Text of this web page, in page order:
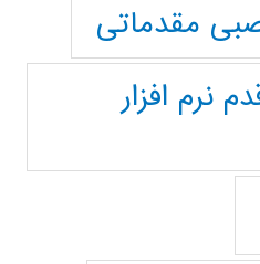
مقدماتی
نرم افزار